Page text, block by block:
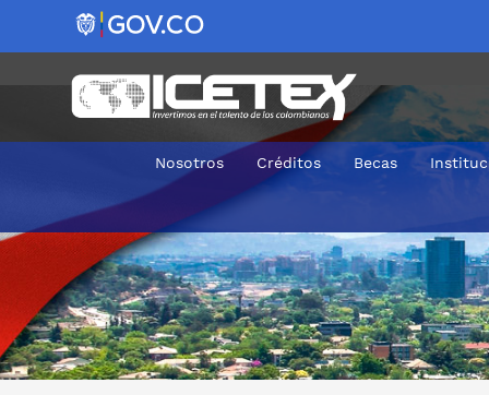
Nosotros Créditos Becas
Coordinación e Implementación de Políticas Públicas: